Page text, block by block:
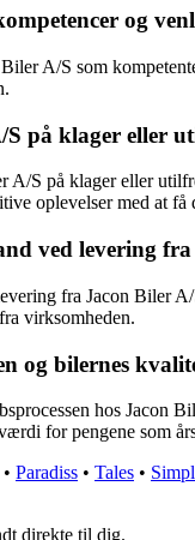
og
A/S som
på klager eller
A/S på klager eller
oplevelser med at få
ved levering
fra Jacon Biler
virksomheden.
og bilernes
hos
for pengene som
• Paradiss • Tales •
direkte til dig.